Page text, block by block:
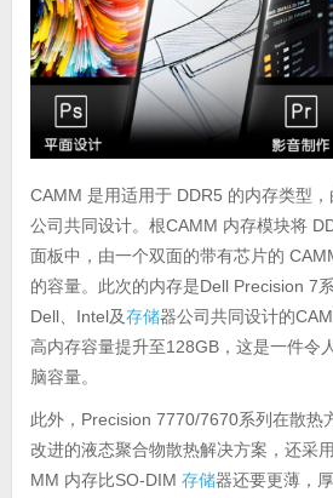
CAMM 是用适用于 DDR5 的内存类型
公司共同设计。根CAMM 内存模块将
面板中，由一个双面的带有芯片的
的容量。此次的内存是Dell Precision 7
Dell、Intel及存储器公司共同设计的
高内存容量提升至128GB，这是一件令
脑容量。
此外，Precision 7770/7670系列在散热
改进的液态聚合物散热解决方案，还采
MM 内存比SO-DIM 存储器还要更薄，